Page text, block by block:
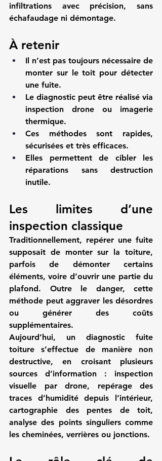
infiltrations avec précision, sans
échafaudage ni démontage.
À retenir
Il n’est pas toujours nécessaire de
monter sur le toit pour détecter
une fuite.
Le diagnostic peut être réalisé via
inspection drone ou imagerie
thermique.
Ces méthodes sont rapides,
sécurisées et très efficaces.
Elles permettent de cibler les
réparations sans destruction
inutile.
Les limites d’une
inspection classique
Traditionnellement, repérer une fuite
supposait de monter sur la toiture,
parfois de démonter certains
éléments, voire d’ouvrir une partie du
plafond. Outre le danger, cette
méthode peut aggraver les désordres
ou générer des coûts
supplémentaires.
Aujourd’hui, un diagnostic fuite
toiture s’effectue de manière non
destructive, en croisant plusieurs
sources d’information : inspection
visuelle par drone, repérage des
traces d’humidité depuis l’intérieur,
cartographie des pentes de toit,
analyse des points singuliers comme
les cheminées, verrières ou jonctions.